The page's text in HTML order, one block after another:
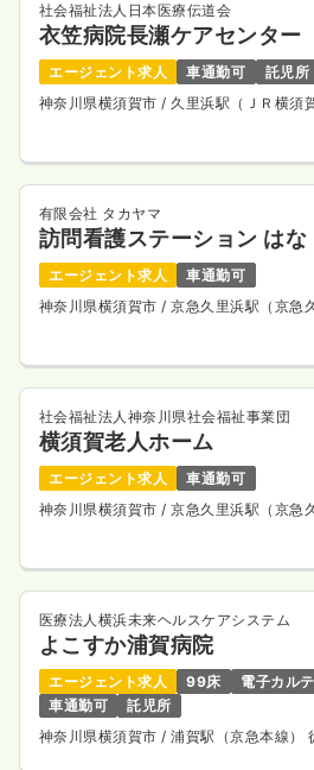
社会福祉法人日本医療伝道会
衣笠病院長瀬ケアセンター
エージェント求人 車通勤可
託児所
神奈川県横須賀市 / 久里浜駅（ＪＲ横須
有限会社 タカヤマ
訪問看護ステーション はな
エージェント求人
車通勤可
神奈川県横須賀市 / 京急久里浜駅（京急
社会福祉法人神奈川県社会福祉事業団
横須賀老人ホーム
エージェント求人
車通勤可
神奈川県横須賀市 / 京急久里浜駅（京急
医療法人横浜未来ヘルスケアシステム
よこすか浦賀病院
エージェント求人 99床
電子カルテ
車通勤可
託児所
神奈川県横須賀市/ 浦賀駅（京急本線）